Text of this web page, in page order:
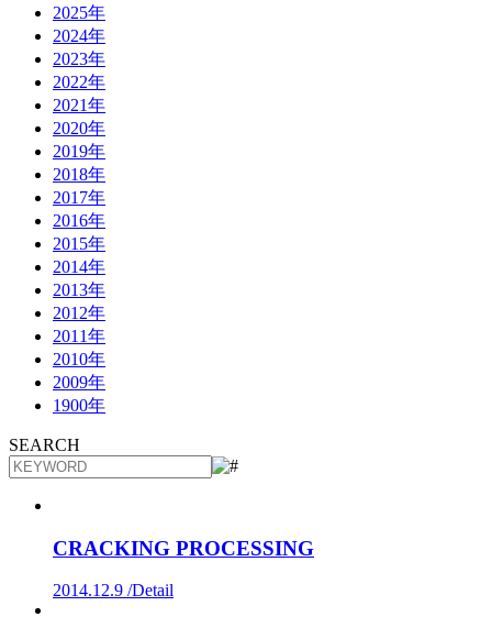
2025年
2024年
2023年
2022年
2021年
2020年
2019年
2018年
2017年
2016年
2015年
2014年
2013年
2012年
2011年
2010年
2009年
1900年
SEARCH
CRACKING PROCESSING
2014.12.9 /Detail